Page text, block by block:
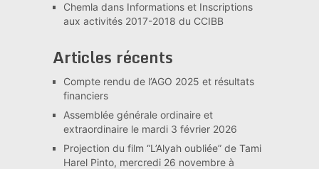
Chemla dans Informations et Inscriptions
aux activités 2017-2018 du CCIBB
Articles récents
Compte rendu de l’AGO 2025 et résultats
financiers
Assemblée générale ordinaire et
extraordinaire le mardi 3 février 2026
Projection du film “L’Alyah oubliée” de Tami
Harel Pinto, mercredi 26 novembre à